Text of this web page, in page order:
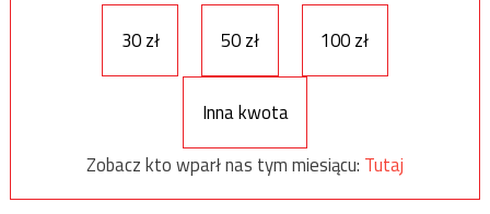
30 zł 50 zł 100 zł
Inna kwota
Zobacz kto wparł nas tym miesiącu: Tutaj